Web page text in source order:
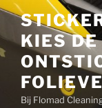
Naar
inhoud
springen
KIES
Bij Flomad